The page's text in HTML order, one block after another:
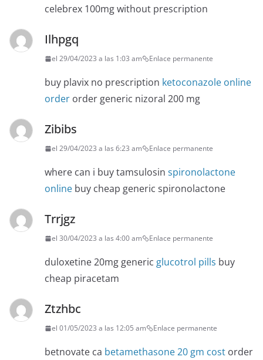
celebrex 100mg without prescription
Ilhpgq
el 29/04/2023 a las 1:03 am Enlace permanente
buy plavix no prescription ketoconazole online
order order generic nizoral 200 mg
Zibibs
el 29/04/2023 a las 6:23 am Enlace permanente
where can i buy tamsulosin spironolactone
online buy cheap generic spironolactone
Trrjgz
el 30/04/2023 a las 4:00 am Enlace permanente
duloxetine 20mg generic glucotrol pills buy
cheap piracetam
Ztzhbc
el 01/05/2023 a las 12:05 am Enlace permanente
betnovate ca betamethasone 20 gm cost order